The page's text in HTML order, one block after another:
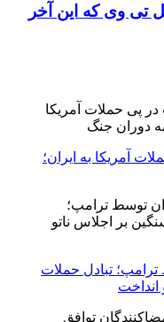
تی وی که این آخر
آمریکا به ایران؛
ترامپ؛ تبادل حملات
انداخت